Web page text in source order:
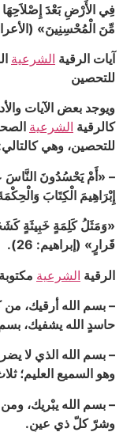
فِي الأَرْضِ بَعْدَ
مِّنَ الْمُحْسِنِينَ» (الأعراف:
آيات الرقية الشرعية
للتحصين
ويوجد بعض الآيات
ك‎الرقية
الشرعية
للتحصين، وهي
– «أَمْ يَحْسُدُونَ النَّاسَ
إِبْرَاهِيمَ الْكِتَابَ
«وَمَثَلُ كَلِمَةٍ خَبِيثَةٍ
قَرارٍ» (إبراهيم: 26).
الرقية الشرعية
– بسم الله أرقيك،
حاسدٍ الله يشفيك،
– بسم الله الذي لا
وهو السميع العليم؛
– بسم الله يبْريك،
وشرّ كلّ ذي عينٍ.